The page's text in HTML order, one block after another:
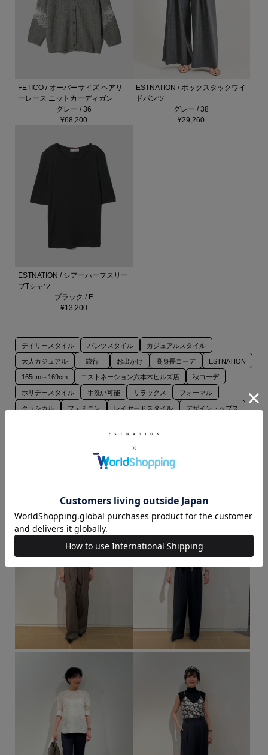
FETICO / オーバーサイズ ヘアリ
ーレース ニットカーディガン
グレー / 36
¥68,200
ESTNATION / ボックスタックワイ
ドパンツ
グレー / 38
¥29,260
ESTNATION / シアーハーフスリー
ブTシャツ
ブラック / F
¥13,200
デイリースタイル パンツスタイル カジュアルスタイル
大人カジュアル 旅行 お出かけ 高身長コーデ ESTNATION
165cm～169cm エストネーション六本木ヒルズ店 秋コーデ
ホリデースタイル 手洗い可能 リラックス フォーマル
クラシカル フェミニン レイヤードスタイル デザイントップス